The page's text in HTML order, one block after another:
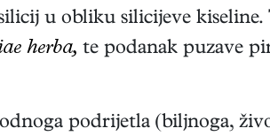
u obliku silicijeve kiseline.
herba, te podanak puzave
podrijetla (biljnoga,